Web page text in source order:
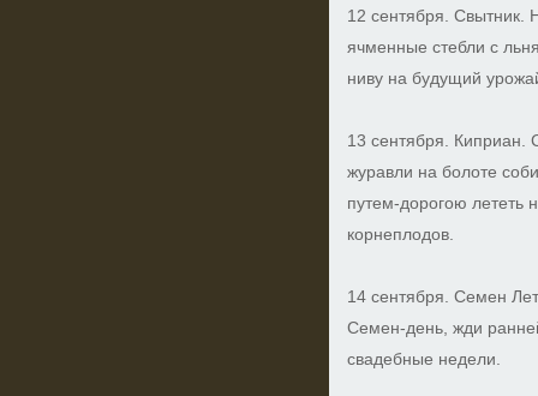
12 сентября. Свытник.
ячменные стебли с
ниву на будущий
13 сентября. Киприан.
журавли на болоте
путем-дорогою лететь
корнеплодов.
14 сентября. Семен
Семен-день, жди
свадебные недели.